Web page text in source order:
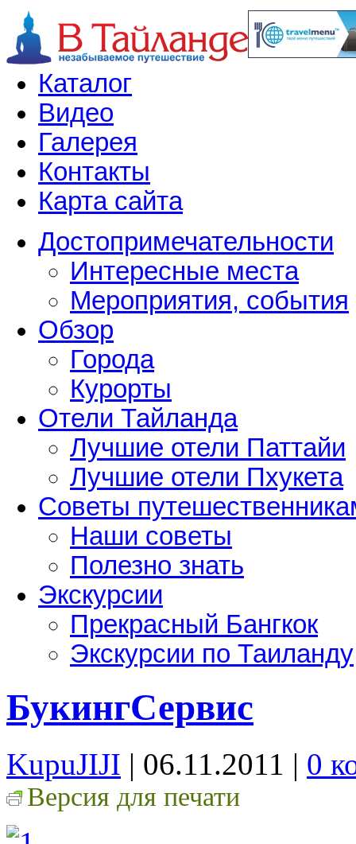
Каталог
Видео
Галерея
Контакты
Карта сайта
Достопримечательности
Интересные места
Мероприятия, события
Обзор
Города
Курорты
Отели Тайланда
Лучшие отели Паттайи
Лучшие отели Пхукета
Советы
Наши советы
Полезно знать
Экскурсии
Прекрасный Бангкок
Экскурсии по Таиланду
БукингСервис
KupuJIJI | 06.11.2011 | 0
Версия для печати